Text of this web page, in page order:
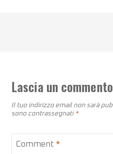
Lascia un commento
Il tuo indirizzo email non sarà
sono contrassegnati *
Comment *